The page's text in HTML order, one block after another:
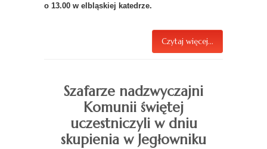
o 13.00 w elbląskiej katedrze.
Czytaj więcej...
Szafarze nadzwyczajni
Komunii świętej
uczestniczyli w dniu
skupienia w Jegłowniku